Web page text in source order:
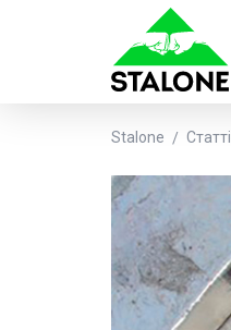
Stalone Статті